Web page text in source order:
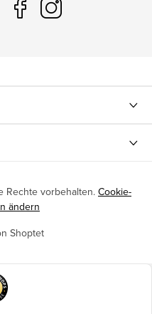
Shoptet
Rechte vorbehalten. Cookie-
ändern